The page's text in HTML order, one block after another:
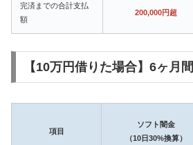
完済までの合計支払
額
200,000円超
【10万円借りた場合】6ヶ月
項目
ソフト闇金
（10日30%換算）